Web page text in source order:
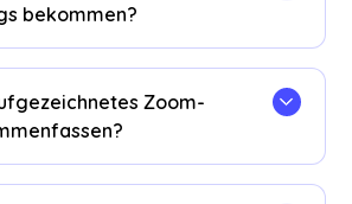
bekommen?
erstellt aus jedem Zoom-
mit
Punkten und Aufgaben
Computer, ohne Bot im Call.
Zoom-
Aufzeichnung inAudio zu Text